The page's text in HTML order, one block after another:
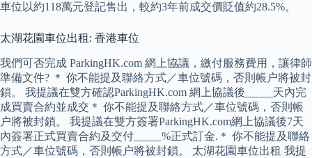
車位以約118萬元登記售出，較約3年前成交價貶值約28.5%。
太湖花園車位出租: 香港車位
我們可否完成 ParkingHK.com 網上協議，繳付服務費用，讓律師
準備文件? ＊ 你不能提及聯絡方式／‎車位號碼，否則帳户將被封
鎖。 我提議在雙方確認ParkingHK.com 網上協議後_____天內完
成買賣合約並成交＊ 你不能提及聯絡方式／‎車位號碼，否則帳
户將被封鎖。 我提議在雙方簽署ParkingHK.com網上協議後7天
內簽署正式買賣合約及交付_____%正式訂金.＊ 你不能提及聯絡
方式／‎車位號碼，否則帳户將被封鎖。 太湖花園車位出租 我提